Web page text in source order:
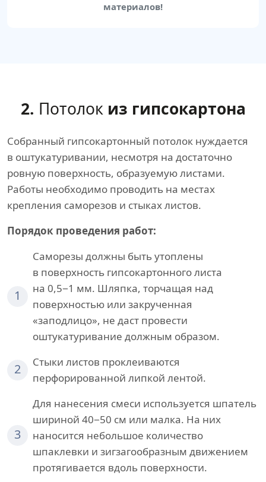
материалов!
2. Потолок из гипсокартона
Собранный гипсокартонный потолок нуждается
в оштукатуривании, несмотря на достаточно
ровную поверхность, образуемую листами.
Работы необходимо проводить на местах
крепления саморезов и стыках листов.
Порядок проведения работ:
1
Саморезы должны быть утоплены
в поверхность гипсокартонного листа
на 0,5−1 мм. Шляпка, торчащая над
поверхностью или закрученная
«заподлицо», не даст провести
оштукатуривание должным образом.
2
Стыки листов проклеиваются
перфорированной липкой лентой.
3
Для нанесения смеси используется шпатель
шириной 40−50 см или малка. На них
наносится небольшое количество
шпаклевки и зигзагообразным движением
протягивается вдоль поверхности.